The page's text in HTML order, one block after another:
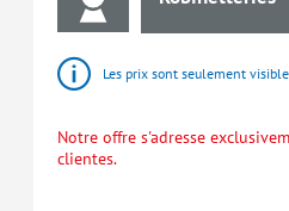
Les prix sont seulement
Notre offre s'adresse
clientes.